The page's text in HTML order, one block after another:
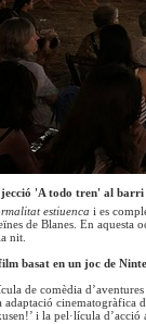
'A todo tren' al
estiuenca i es
de Blanes. En aquesta
nit.
basat en un joc de
de comèdia
adaptació
i la pel·lícula